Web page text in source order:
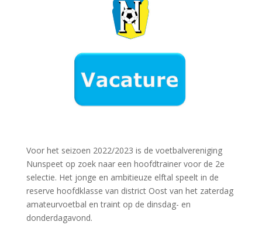
Voor het seizoen 2022/2023 is de voetbalvereniging
Nunspeet op zoek naar een hoofdtrainer voor de 2e
selectie. Het jonge en ambitieuze elftal speelt in de
reserve hoofdklasse van district Oost van het zaterdag
amateurvoetbal en traint op de dinsdag- en
donderdagavond.